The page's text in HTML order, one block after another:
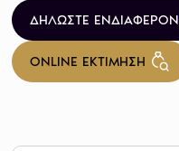
ΔΗΛΩΣΤΕ ΕΝΔΙΑΦΕΡΟΝ
ONLINE ΕΚΤΙΜΗΣΗ